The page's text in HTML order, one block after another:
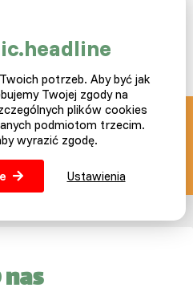
blog z pasją
nas
potrzeb. Aby być jak
Twojej zgody na
plików cookies
podmiotom trzecim.
wyrazić zgodę.
Ustawienia